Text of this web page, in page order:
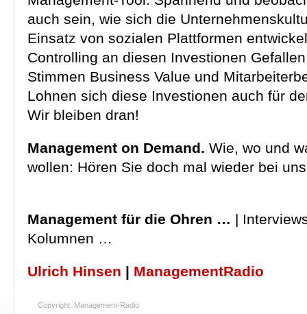
auch sein, wie sich die
Einsatz von sozialen Plattformen
Controlling an diesen Investionen
Stimmen Business Value und
Lohnen sich diese Investionen auch für
Wir bleiben dran!
Management on Demand. Wie, wo und
wollen: Hören Sie doch mal wieder
Management für die Ohren … |
Kolumnen …
Ulrich Hinsen | ManagementRadio
Copyright: Management-Radio